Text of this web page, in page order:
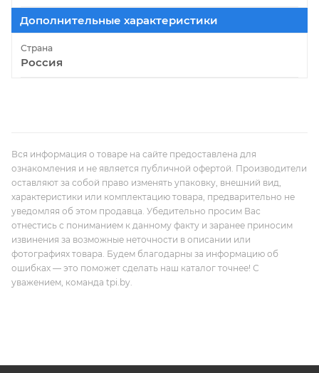
Дополнительные характеристики
Страна
Россия
Вся информация о товаре на сайте предоставлена для
ознакомления и не является публичной офертой. Производители
оставляют за собой право изменять упаковку, внешний вид,
характеристики или комплектацию товара, предварительно не
уведомляя об этом продавца. Убедительно просим Вас
отнестись с пониманием к данному факту и заранее приносим
извинения за возможные неточности в описании или
фотографиях товара. Будем благодарны за информацию об
ошибках — это поможет сделать наш каталог точнее! С
уважением, команда tpi.by.